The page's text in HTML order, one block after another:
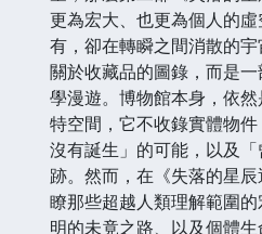
更為宏大、也更為個人的
有，卻在轉瞬之間消散的
關於收藏品的圖錄，而是
學漫遊。博物館本身，依
特空間，它不收錄實體物
沒有誕生」的可能，以及
跡。然而，在《失落的星
瞭那些超越人類理解範圍
明的未竟之路、以及個體